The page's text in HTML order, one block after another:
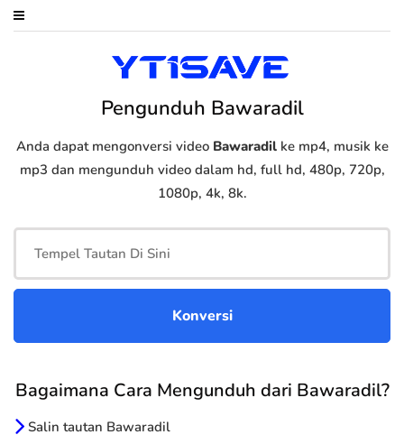
Pengunduh Bawaradil
Anda dapat mengonversi video Bawaradilke mp4, musik ke
mp3 dan mengunduh video dalam hd, full hd, 480p, 720p,
1080p, 4k, 8k.
Bagaimana Cara Mengunduh dari Bawaradil?
Salin tautan Bawaradil